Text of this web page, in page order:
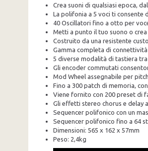
Crea suoni di qualsiasi epoca,
La polifonia a 5 voci ti consente
40 Oscillatori fino a otto per
Metti a punto il tuo suono o
Costruito da una resistente
Gamma completa di
5 diverse modalità di tastiera tra
Gli encoder commutati
Mod Wheel assegnabile per
Fino a 300 patch di memoria,
Viene fornito con 200 preset di
Gli effetti stereo chorus e delay
Sequencer polifonico con un
Sequencer polifonico fino a 64
Dimensioni: 565 x 162 x 57mm
Peso: 2,4kg